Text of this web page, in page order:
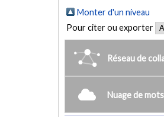
Monter d'un niveau
Pour citer ou exporter
Réseau de
Nuage de mots